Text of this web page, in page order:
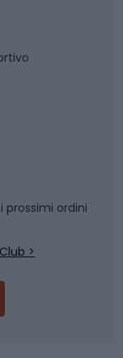
prossimi ordini
>